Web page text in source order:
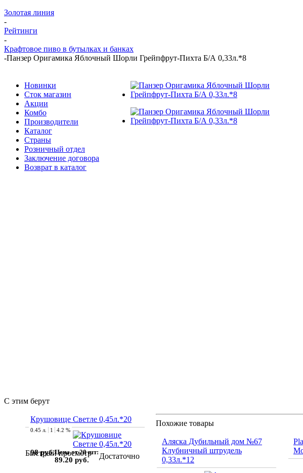
Золотая линия
-
Рейтинги
-
Крафтовое пиво в бутылках и банках
-Панзер Оригамика Яблочный Шорли Грейпфрут-Пихта Б/А 0,33л.*8
Новинки
Сток магазин
Акции
Комбо
Производители
Каталог
Страны
Розничный отдел
Заключение договора
Возврат в каталог
С этим берут
Крушовице Светле 0,45л.*20
Быстрый просмотр
0.45 л. 1 4.2 %
98 руб.Цена от 20 шт:
89.20 руб. Достаточно
Похожие товары
Аляска Дубильный дом №67
Клубничный штрудель
0,33л.*12